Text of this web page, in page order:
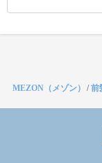
MEZON（メゾン） /前